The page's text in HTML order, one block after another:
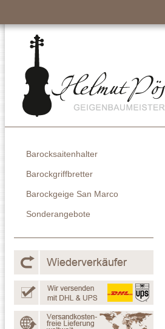
Barocksaitenhalter
Barockgriffbretter
Barockgeige San Marco
Sonderangebote